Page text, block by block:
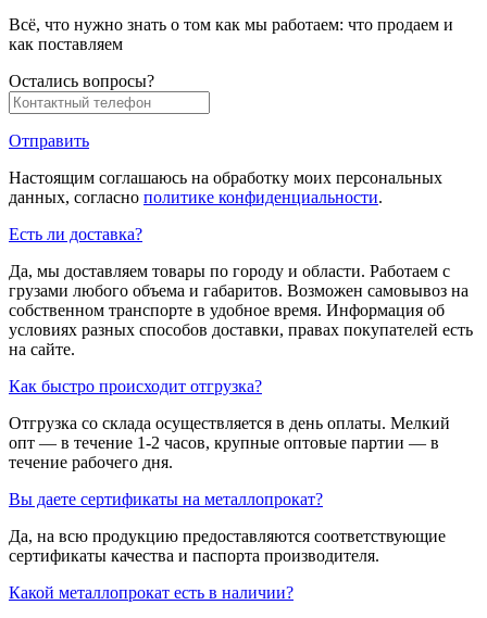
Всё, что нужно знать о том как мы работаем: что продаем и
как поставляем
Остались вопросы?
Отправить
Настоящим соглашаюсь на обработку моих персональных
данных, согласно политике конфиденциальности.
Есть ли доставка?
Да, мы доставляем товары по городу и области. Работаем с
грузами любого объема и габаритов. Возможен самовывоз на
собственном транспорте в удобное время. Информация об
условиях разных способов доставки, правах покупателей есть
на сайте.
Как быстро происходит отгрузка?
Отгрузка со склада осуществляется в день оплаты. Мелкий
опт — в течение 1-2 часов, крупные оптовые партии — в
течение рабочего дня.
Вы даете сертификаты на металлопрокат?
Да, на всю продукцию предоставляются соответствующие
сертификаты качества и паспорта производителя.
Какой металлопрокат есть в наличии?